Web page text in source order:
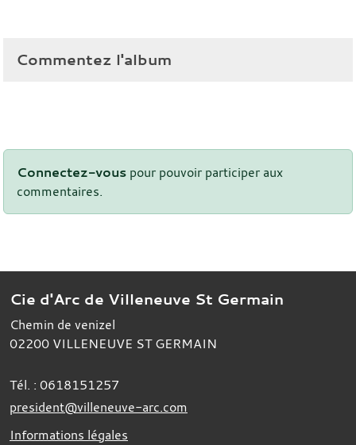
Commentez l'album
Connectez-vous pour pouvoir participer aux
commentaires.
Cie d'Arc de Villeneuve St Germain
Chemin de venizel
02200 VILLENEUVE ST GERMAIN
Tél. : 0618151257
president@villeneuve-arc.com
Informations légales